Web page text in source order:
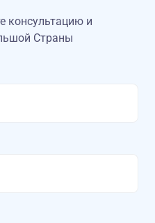
консультацию и
Страны